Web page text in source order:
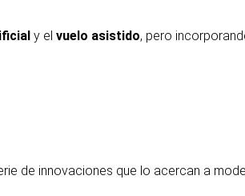
y el vuelo asistido, pero
de innovaciones que lo acercan a